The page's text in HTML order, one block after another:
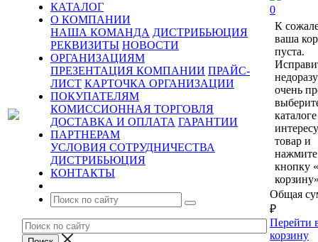
КАТАЛОГ
О КОМПАНИИ
НАША КОМАНДА ДИСТРИБЬЮЦИЯ
РЕКВИЗИТЫ НОВОСТИ
ОРГАНИЗАЦИЯМ
ПРЕЗЕНТАЦИЯ КОМПАНИИ ПРАЙС-
ЛИСТ КАРТОЧКА ОРГАНИЗАЦИИ
ПОКУПАТЕЛЯМ
КОМИССИОННАЯ ТОРГОВЛЯ
ДОСТАВКА И ОПЛАТА ГАРАНТИИ
ПАРТНЕРАМ
УСЛОВИЯ СОТРУДНИЧЕСТВА
ДИСТРИБЬЮЦИЯ
КОНТАКТЫ
0
К
ваша
пуста.
очень
каталоге
товар и
нажмите
кнопку
Общая
₽
Перейти
корзину